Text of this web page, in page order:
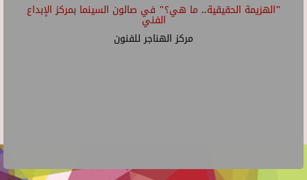
"الهزيمة الحقيقية.. ما هي؟" في صالون السينما بمركز الإبداع
الفني
مركز الهناجر للفنون